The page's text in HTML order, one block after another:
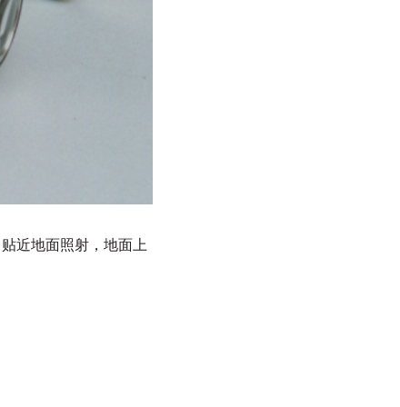
近地面照射，地面上